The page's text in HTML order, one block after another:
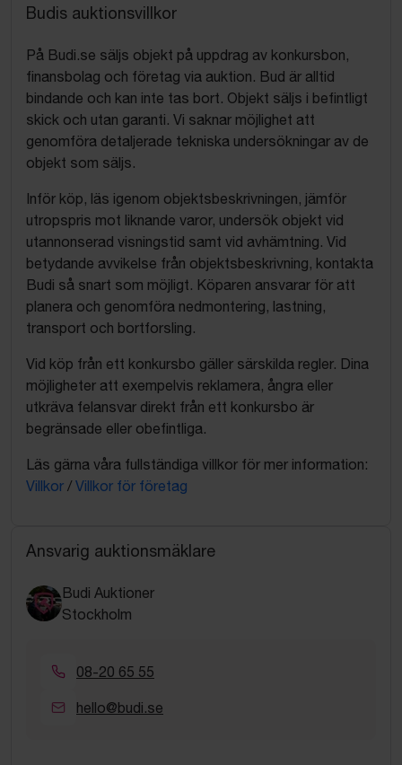
Budis auktionsvillkor
På Budi.se säljs objekt på uppdrag av konkursbon,
finansbolag och företag via auktion. Bud är alltid
bindande och kan inte tas bort. Objekt säljs i befintligt
skick och utan garanti. Vi saknar möjlighet att
genomföra detaljerade tekniska undersökningar av de
objekt som säljs.
Inför köp, läs igenom objektsbeskrivningen, jämför
utropspris mot liknande varor, undersök objekt vid
utannonserad visningstid samt vid avhämtning. Vid
betydande avvikelse från objektsbeskrivning, kontakta
Budi så snart som möjligt. Köparen ansvarar för att
planera och genomföra nedmontering, lastning,
transport och bortforsling.
Vid köp från ett konkursbo gäller särskilda regler. Dina
möjligheter att exempelvis reklamera, ångra eller
utkräva felansvar direkt från ett konkursbo är
begränsade eller obefintliga.
Läs gärna våra fullständiga villkor för mer information:
Villkor / Villkor för företag
Ansvarig auktionsmäklare
Budi Auktioner
Stockholm
08-20 65 55
hello@budi.se